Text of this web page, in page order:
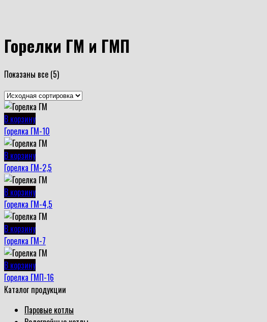
Горелки ГМ и ГМП
Показаны все (5)
В корзину
Горелка ГМ-10
В корзину
Горелка ГМ-2,5
В корзину
Горелка ГМ-4,5
В корзину
Горелка ГМ-7
В корзину
Горелка ГМП-16
Каталог продукции
Паровые котлы